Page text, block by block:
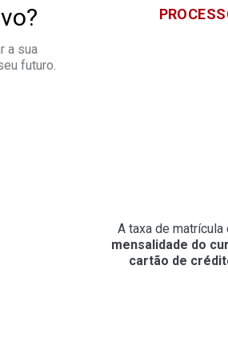
de e-commerce
de Consumo
a sua
futuro.
A taxa de
mensalidade do
cartão de